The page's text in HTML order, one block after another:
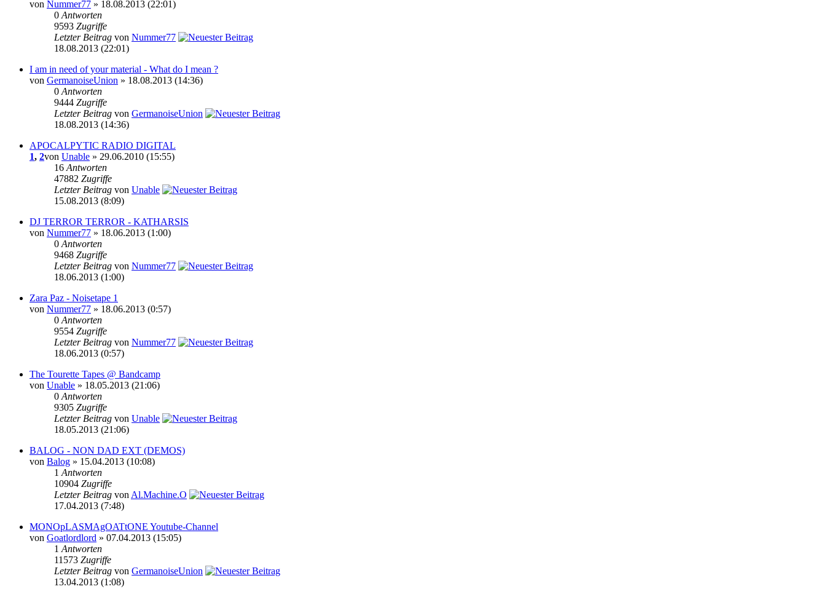
von Nummer77 » 18.08.2013 (22:01)
0 Antworten
9593 Zugriffe
Letzter Beitrag von Nummer77
18.08.2013 (22:01)
I am in need of your material - What do I mean ?
von GermanoiseUnion » 18.08.2013 (14:36)
0 Antworten
9444 Zugriffe
Letzter Beitrag von GermanoiseUnion
18.08.2013 (14:36)
APOCALPYTIC RADIO DIGITAL
1, 2von Unable » 29.06.2010 (15:55)
16 Antworten
47882 Zugriffe
Letzter Beitrag von Unable
15.08.2013 (8:09)
DJ TERROR TERROR - KATHARSIS
von Nummer77 » 18.06.2013 (1:00)
0 Antworten
9468 Zugriffe
Letzter Beitrag von Nummer77
18.06.2013 (1:00)
Zara Paz - Noisetape 1
von Nummer77 » 18.06.2013 (0:57)
0 Antworten
9554 Zugriffe
Letzter Beitrag von Nummer77
18.06.2013 (0:57)
The Tourette Tapes @ Bandcamp
von Unable » 18.05.2013 (21:06)
0 Antworten
9305 Zugriffe
Letzter Beitrag von Unable
18.05.2013 (21:06)
BALOG - NON DAD EXT (DEMOS)
von Balog » 15.04.2013 (10:08)
1 Antworten
10904 Zugriffe
Letzter Beitrag von Al.Machine.O
17.04.2013 (7:48)
MONOpLASMAgOATtONE Youtube-Channel
von Goatlordlord » 07.04.2013 (15:05)
1 Antworten
11573 Zugriffe
Letzter Beitrag von GermanoiseUnion
13.04.2013 (1:08)